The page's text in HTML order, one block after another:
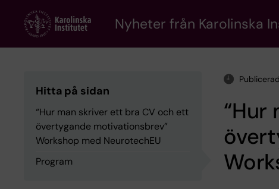
content
Nyheter från Karolinska
Hitta på sidan
“Hur man skriver ett bra CV och ett
övertygande motivationsbrev”
Workshop med NeurotechEU
Program
“Hur